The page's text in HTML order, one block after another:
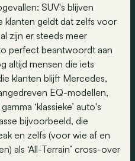
SUV's blijven
klanten geldt dat zelfs voor
zijn er steeds meer
perfect beantwoordt aan
altijd mensen die iets
klanten blijft Mercedes,
EQ-modellen,
‘klassieke’ auto's
bijvoorbeeld, die
en zelfs (voor wie af en
als ‘All-Terrain’ cross-over